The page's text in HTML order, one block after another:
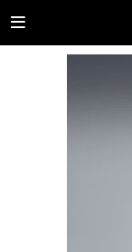
